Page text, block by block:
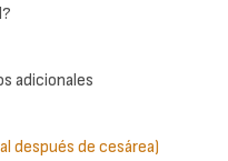
adicionales
después de cesárea)